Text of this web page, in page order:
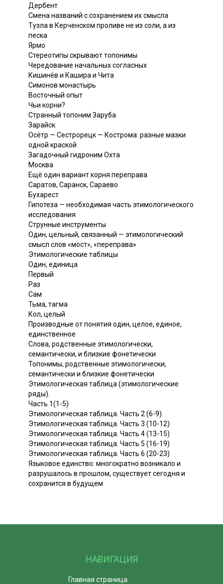
Дербент
Смена названий с сохранением их смысла
Тузла в Керченском проливе не из соли, а из
песка
Ярмо
Стереотипы скрывают топонимы
Чередование начальных согласных
Кишинёв и Кашира и Чита
Симонов монастырь
Восточный опыт
Чьи корни?
Странный топоним Заруба
Зарайск
Осётр — Сестрорецк — Кострома: разные мазки
одной краской
Загадочный гидроним Охта
Москва
Ещё один вариант корня переправа
Саратов, Саранск, Сараево
Бухарест
Гипотеза — необходимая часть этимологического
исследования
Струнные инструменты
Один, цельный, связанный — этимологический
смысл слов «мост», «переправа»
Этимологические таблицы
Один, единица
Первый
Раз
Сам
Тьма, тагма
Кол, целый
Производные от понятия один, целое, единое,
единственное
Слова, родственные этимологически,
семантически, и близкие фонетически
Топонимы, родственные этимологически,
семантически и близкие фонетически
Этимологическая таблица (этимологические
ряды).
Часть 1(1-5)
Этимологическая таблица. Часть 2 (6-9)
Этимологическая таблица. Часть 3 (10-12)
Этимологическая таблица. Часть 4 (13-15)
Этимологическая таблица. Часть 5 (16-19)
Этимологическая таблица. Часть 6 (20-23)
Языковое единство: многократно возникало и
разрушалось в прошлом, существует сегодня и
сохранится в будущем
НАВИГАЦИЯ
Главная страница